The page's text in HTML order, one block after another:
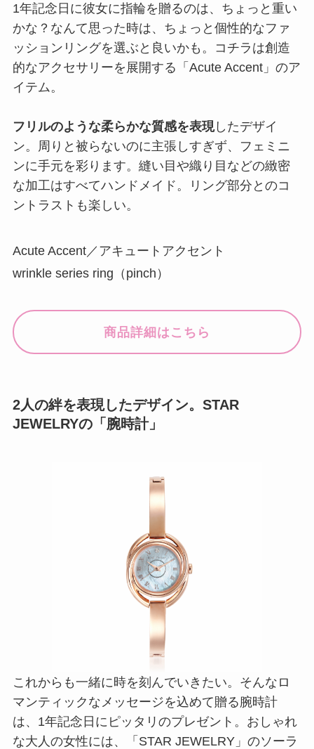
1年記念日に彼女に指輪を贈るのは、ちょっと重い
かな？なんて思った時は、ちょっと個性的なファ
ッションリングを選ぶと良いかも。コチラは創造
的なアクセサリーを展開する「Acute Accent」のア
イテム。
フリルのような柔らかな質感を表現したデザイ
ン。周りと被らないのに主張しすぎず、フェミニ
ンに手元を彩ります。縫い目や織り目などの緻密
な加工はすべてハンドメイド。リング部分とのコ
ントラストも楽しい。
Acute Accent／アキュートアクセント
wrinkle series ring（pinch）
商品詳細はこちら
2人の絆を表現したデザイン。STAR
JEWELRYの「腕時計」
これからも一緒に時を刻んでいきたい。そんなロ
マンティックなメッセージを込めて贈る腕時計
は、1年記念日にピッタリのプレゼント。おしゃれ
な大人の女性には、「STAR JEWELRY」のソーラ